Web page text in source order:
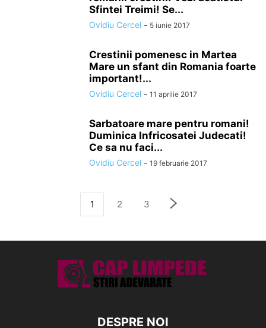
Sfintei Treimi! Se...
Ovidiu Cercel - 5 iunie 2017
Crestinii pomenesc in Martea
Mare un sfant din Romania foarte
important!...
Ovidiu Cercel - 11 aprilie 2017
Sarbatoare mare pentru romani!
Duminica Infricosatei Judecati!
Ce sa nu faci...
Ovidiu Cercel - 19 februarie 2017
1 2 3
DESPRE NOI